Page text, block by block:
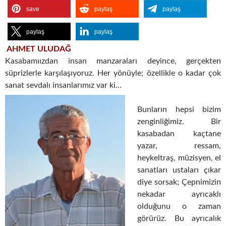
save paylaş paylaş
paylaş paylaş
AHMET ULUDAĞ
Kasabamıızdan insan manzaraları deyince, gerçekten
süprizlerle karşılaşıyoruz. Her yönüyle; özellikle o kadar çok
sanat sevdalı insanlarımız var ki…
Bunların hepsi bizim
zenginliğimiz. Bir
kasabadan kaçtane
yazar, ressam,
heykeltraş, müzisyen, el
sanatları ustaları çıkar
diye sorsak; Çepnimizin
nekadar ayrıcaklı
olduğunu o zaman
görürüz. Bu ayrıcalık